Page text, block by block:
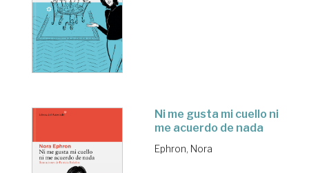
Ni me gusta mi cuello ni
me acuerdo de nada
Ephron, Nora